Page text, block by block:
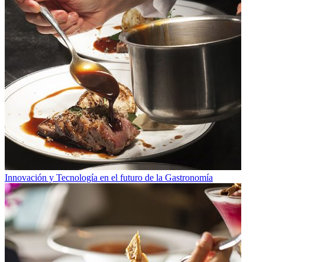
Innovación y Tecnología en el futuro de la Gastronomía